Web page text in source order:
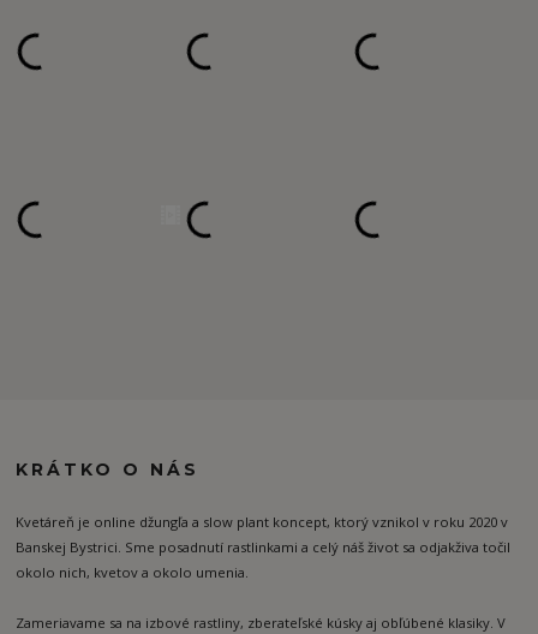
KRÁTKO O NÁS
Kvetáreň je online džungľa a slow plant koncept, ktorý vznikol v roku 2020 v
Banskej Bystrici. Sme posadnutí rastlinkami a celý náš život sa odjakživa točil
okolo nich, kvetov a okolo umenia.
Zameriavame sa na izbové rastliny, zberateľské kúsky aj obľúbené klasiky. V